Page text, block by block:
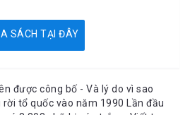
SÁCH TẠI ĐÂY
được công bố - Và lý do vì sao
quốc vào năm 1990 Lần đầu